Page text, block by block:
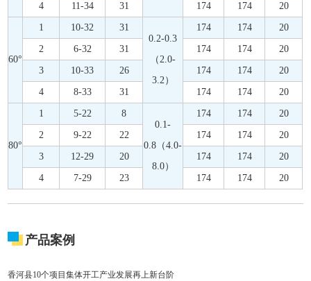
4 11-34 31 174 174 20
60°
1 10-32
31
0.2-0.3
（2.0-
3.2）
174 174 20
2 6-32 31 174 174 20
3 10-33 26 174 174 20
4 8-33 31 174 174 20
80°
1 5-22
8
0.1-
0.8（4.0-
8.0）
174 174 20
2 9-22 22 174 174 20
3 12-29 20 174 174 20
4 7-29 23 174 174 20
产品案例
香河县10个项目集体开工产业发展再上新台阶